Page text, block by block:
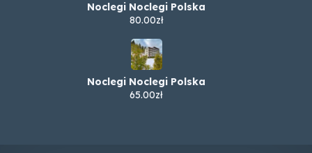
Noclegi Noclegi Polska
80.00zł
Noclegi Noclegi Polska
65.00zł